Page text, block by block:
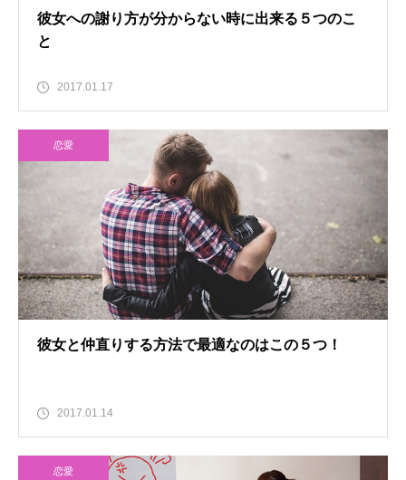
彼女への謝り方が分からない時に出来る５つのこ
と
2017.01.17
恋愛
彼女と仲直りする方法で最適なのはこの５つ！
2017.01.14
恋愛